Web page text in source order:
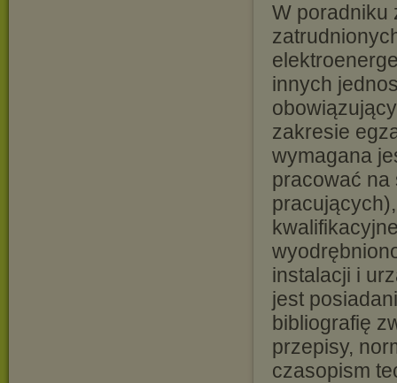
W poradniku
innych
zakresie
wymagana
pracować na
instalacji i
jest
bibliografię
przepisy,
czasopism